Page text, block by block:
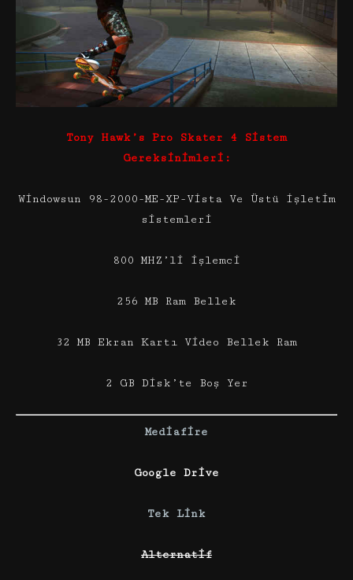
Tony Hawk’s Pro Skater 4 Sistem
Gereksinimleri:
Windowsun 98-2000-ME-XP-Vista Ve Üstü işletim
sistemleri
800 MHZ’li işlemci
256 MB Ram Bellek
32 MB Ekran Kartı Video Bellek Ram
2 GB Disk’te Boş Yer
Mediafire
Google Drive
Tek Link
Alternatif